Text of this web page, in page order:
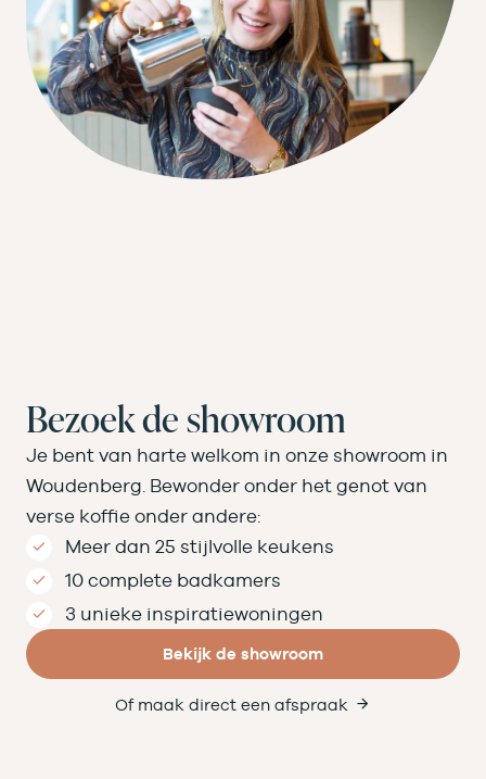
Bezoek de showroom
Je bent van harte welkom in onze showroom in
Woudenberg. Bewonder onder het genot van
verse koffie onder andere:
Meer dan 25 stijlvolle keukens
10 complete badkamers
3 unieke inspiratiewoningen
Bekijk de showroom
Of maak direct een afspraak